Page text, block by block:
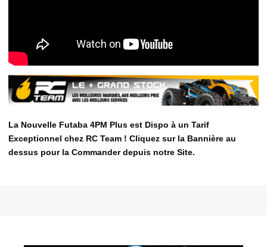
La Nouvelle Futaba 4PM Plus est Dispo à un Tarif
Exceptionnel chez RC Team ! Cliquez sur la Bannière au
dessus pour la Commander depuis notre Site.